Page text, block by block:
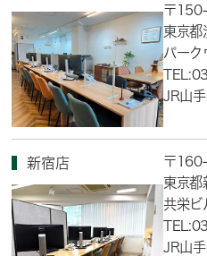
〒
東京
パーク
JR山
新宿店
〒
東京都
共栄ビ
JR山